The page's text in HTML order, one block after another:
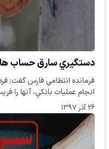
دستگيري سارق حساب
فرمانده انتظامي فارس گفت:
انجام عمليات بانكي، آنها را
۲۶ آذر ۱۳۹۷